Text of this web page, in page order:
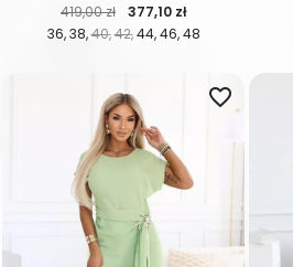
36 38 40 42 44 46 48
Cena regularna
419,00 zł Cena
377,10 zł
favorite_border